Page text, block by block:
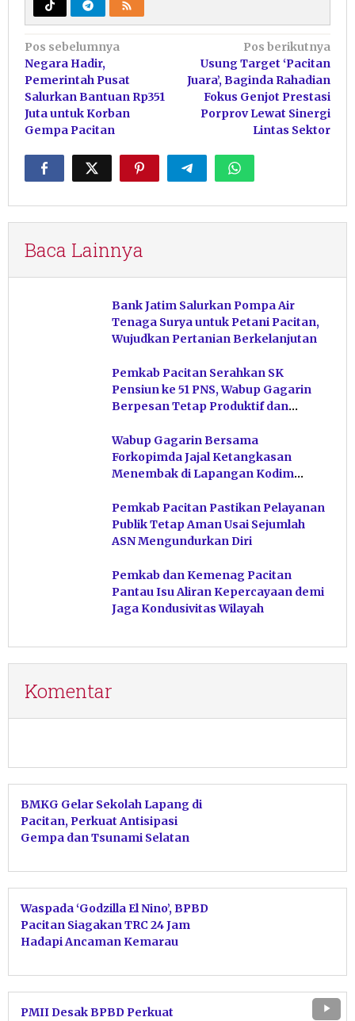
Navigasi
pos
Pos sebelumnya
Negara Hadir,
Pemerintah Pusat
Salurkan Bantuan Rp351
Juta untuk Korban
Gempa Pacitan
Pos berikutnya
Usung Target ‘Pacitan
Juara’, Baginda Rahadian
Fokus Genjot Prestasi
Porprov Lewat Sinergi
Lintas Sektor
Baca Lainnya
Bank Jatim Salurkan Pompa Air
Tenaga Surya untuk Petani Pacitan,
Wujudkan Pertanian Berkelanjutan
Pemkab Pacitan Serahkan SK
Pensiun ke 51 PNS, Wabup Gagarin
Berpesan Tetap Produktif dan
Wabup Gagarin Bersama
Forkopimda Jajal Ketangkasan
Menembak di Lapangan Kodim
Pemkab Pacitan Pastikan Pelayanan
Publik Tetap Aman Usai Sejumlah
ASN Mengundurkan Diri
Pemkab dan Kemenag Pacitan
Pantau Isu Aliran Kepercayaan demi
Jaga Kondusivitas Wilayah
Komentar
BMKG Gelar Sekolah Lapang di
Pacitan, Perkuat Antisipasi
Gempa dan Tsunami Selatan
Waspada ‘Godzilla El Nino’, BPBD
Pacitan Siagakan TRC 24 Jam
Hadapi Ancaman Kemarau
PMII Desak BPBD Perkuat